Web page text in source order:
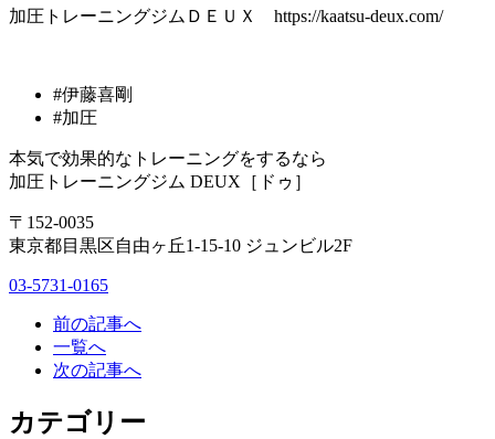
加圧トレーニングジムＤＥＵＸ https://kaatsu-deux.com/
#伊藤喜剛
#加圧
本気で効果的なトレーニングをするなら
加圧トレーニングジム DEUX［ドゥ］
〒152-0035
東京都目黒区自由ヶ丘1-15-10 ジュンビル2F
03-5731-0165
前の記事へ
一覧へ
次の記事へ
カテゴリー